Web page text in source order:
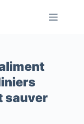
sauver